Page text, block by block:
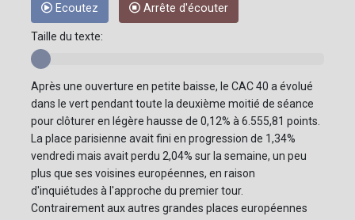
Ecoutez Arrête d'écouter
Taille du texte:
Après une ouverture en petite baisse, le CAC 40 a évolué
dans le vert pendant toute la deuxième moitié de séance
pour clôturer en légère hausse de 0,12% à 6.555,81 points.
La place parisienne avait fini en progression de 1,34%
vendredi mais avait perdu 2,04% sur la semaine, un peu
plus que ses voisines européennes, en raison
d'inquiétudes à l'approche du premier tour.
Contrairement aux autres grandes places européennes